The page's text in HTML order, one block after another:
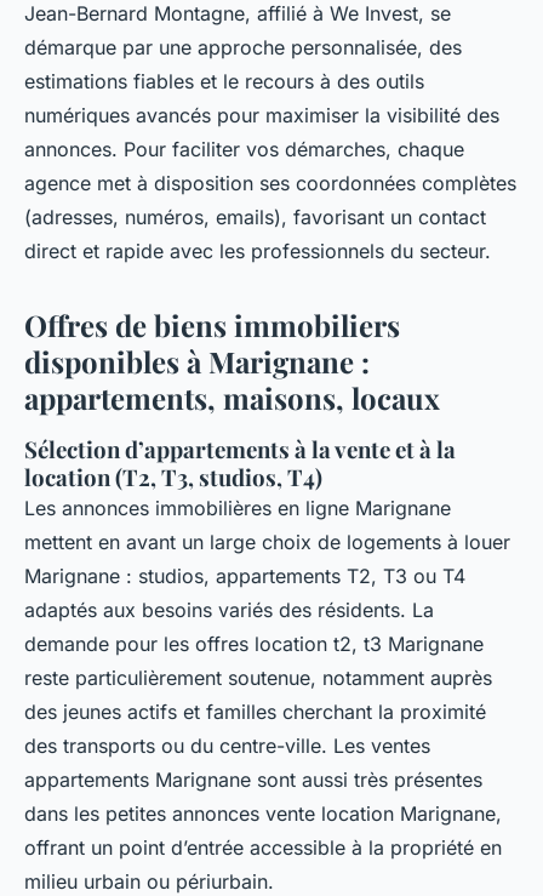
Jean-Bernard Montagne, affilié à We Invest, se
démarque par une approche personnalisée, des
estimations fiables et le recours à des outils
numériques avancés pour maximiser la visibilité des
annonces. Pour faciliter vos démarches, chaque
agence met à disposition ses coordonnées complètes
(adresses, numéros, emails), favorisant un contact
direct et rapide avec les professionnels du secteur.
Offres de biens immobiliers
disponibles à Marignane :
appartements, maisons, locaux
Sélection d’appartements à la vente et à la
location (T2, T3, studios, T4)
Les annonces immobilières en ligne Marignane
mettent en avant un large choix de logements à louer
Marignane : studios, appartements T2, T3 ou T4
adaptés aux besoins variés des résidents. La
demande pour les offres location t2, t3 Marignane
reste particulièrement soutenue, notamment auprès
des jeunes actifs et familles cherchant la proximité
des transports ou du centre-ville. Les ventes
appartements Marignane sont aussi très présentes
dans les petites annonces vente location Marignane,
offrant un point d’entrée accessible à la propriété en
milieu urbain ou périurbain.